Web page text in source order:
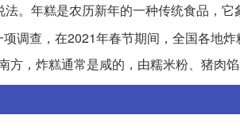
。年糕是农历新年的一种传统食品，
调查，在2021年春节期间，全国各地
，炸糕通常是咸的，由糯米粉、猪肉馅